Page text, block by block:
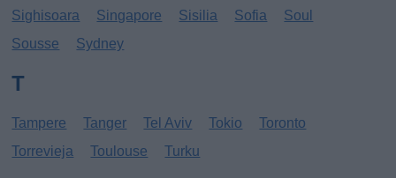
Sighisoara
Singapore Sisilia Sofia
Soul
Sousse
Sydney
T
Tampere Tanger Tel Aviv Tokio
Toronto
Torrevieja
Toulouse Turku